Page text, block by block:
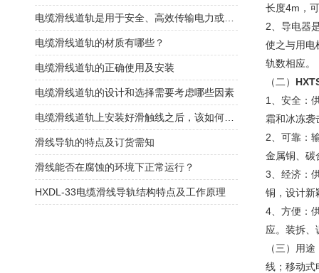
长度4m，
2、导电器
使之与用电
轨数相应。
（二）
1、安全：
霜和冰冻袭
2、可靠：
金属铜、碳
3、经济：
铜，设计新
4、方便：
应。装拆、
（三）用
线；移动式
电缆滑线道轨的材质有哪些？
电缆滑线道轨的正确使用及安装
电缆滑线道轨的设计和选择需要考虑哪些因素
滑线导轨的特点及订货需知
滑线能否在腐蚀的环境下正常运行？
HXDL-33电缆滑线导轨结构特点及工作原理